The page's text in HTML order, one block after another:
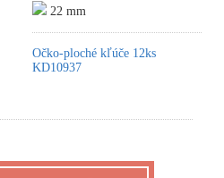
22 mm
Očko-ploché kľúče 12ks
KD10937